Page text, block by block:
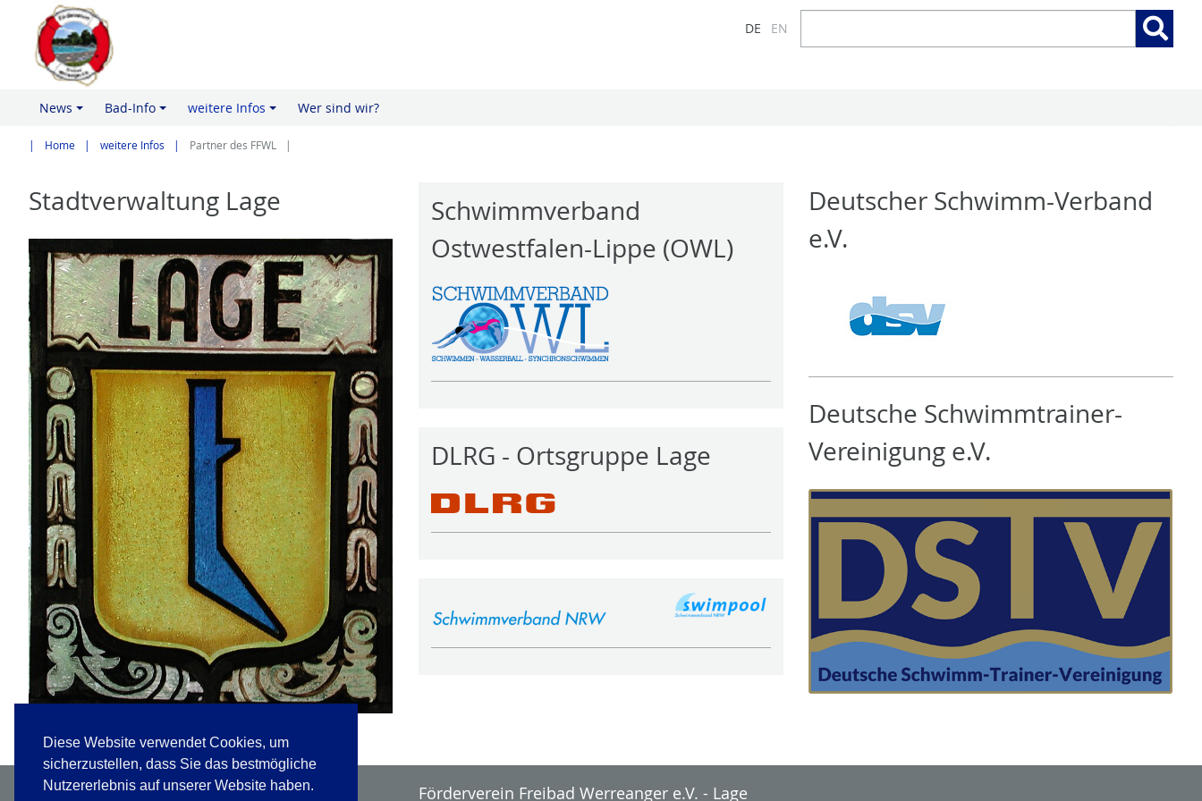
Diese Website verwendet Cookies, um
sicherzustellen, dass Sie das bestmögliche
Nutzererlebnis auf unserer Website haben.
DE EN
Suchen:
News
Bad-Info
weitere Infos Wer sind wir?
Home weitere Infos Partner des FFWL
Stadtverwaltung Lage
Schwimmverband
Ostwestfalen-Lippe (OWL)
DLRG - Ortsgruppe Lage
Deutscher Schwimm-Verband
e.V.
Deutsche Schwimmtrainer-
Vereinigung e.V.
Förderverein Freibad Werreanger e.V. - Lage